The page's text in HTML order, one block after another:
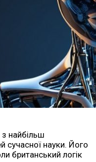
найбільш
сучасної науки. Його
британський логік